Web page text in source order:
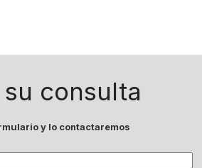
consulta
y lo contactaremos